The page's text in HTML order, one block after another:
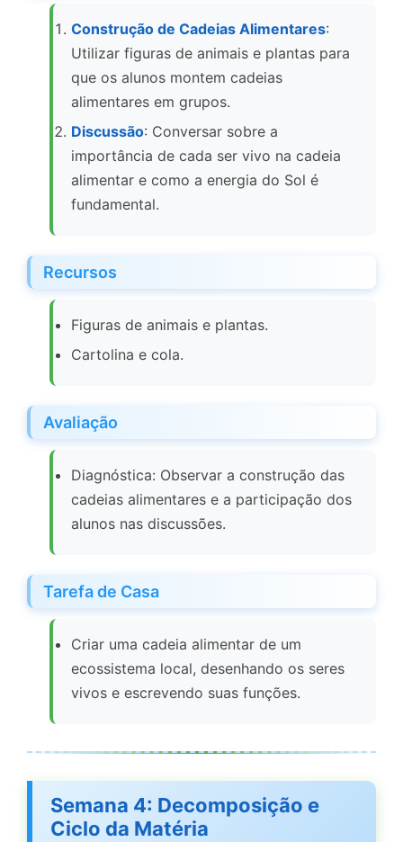
Construção de Cadeias Alimentares:
Utilizar figuras de animais e plantas para
que os alunos montem cadeias
alimentares em grupos.
Discussão: Conversar sobre a
importância de cada ser vivo na cadeia
alimentar e como a energia do Sol é
fundamental.
Recursos
Figuras de animais e plantas.
Cartolina e cola.
Avaliação
Diagnóstica: Observar a construção das
cadeias alimentares e a participação dos
alunos nas discussões.
Tarefa de Casa
Criar uma cadeia alimentar de um
ecossistema local, desenhando os seres
vivos e escrevendo suas funções.
Semana 4: Decomposição e
Ciclo da Matéria